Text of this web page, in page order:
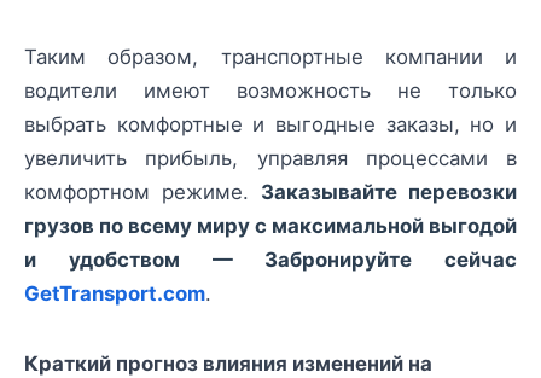
Таким образом, транспортные компании и
водители имеют возможность не только
выбрать комфортные и выгодные заказы, но и
увеличить прибыль, управляя процессами в
комфортном режиме. Заказывайте перевозки
грузов по всему миру с максимальной выгодой
и удобством — Забронируйте сейчас
GetTransport.com.
Краткий прогноз влияния изменений на